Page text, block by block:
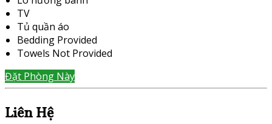
TV
Tủ quần áo
Bedding Provided
Towels Not Provided
Đặt Phòng Này
Liên Hệ